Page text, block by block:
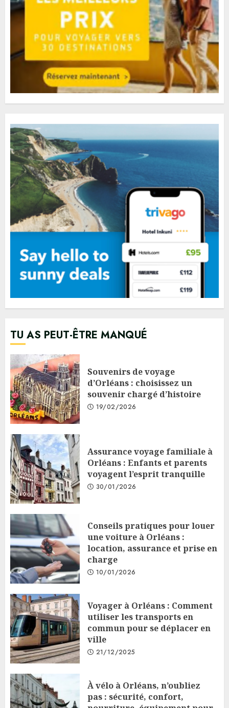
TU AS PEUT-ÊTRE MANQUÉ
Souvenirs de voyage
d’Orléans : choisissez un
souvenir chargé d’histoire
19/02/2026
Assurance voyage familiale à
Orléans : Enfants et parents
voyagent l’esprit tranquille
30/01/2026
Conseils pratiques pour louer
une voiture à Orléans :
location, assurance et prise en
charge
10/01/2026
Voyager à Orléans : Comment
utiliser les transports en
commun pour se déplacer en
ville
21/12/2025
À vélo à Orléans, n’oubliez
pas : sécurité, confort,